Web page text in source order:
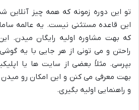
تو این دوره زمونه که همه چیز آنلاین
این قاعده مستثنی نیست. یه عالمه
که بهت مشاوره اولیه رایگان میدن.
راحتن و می تونی از هر جایی با یه گوشی
بپرسی. مثلاً بعضی از سایت ها یا
بهت معرفی می کنن و این امکان رو
و راهنمایی اولیه بگیری.